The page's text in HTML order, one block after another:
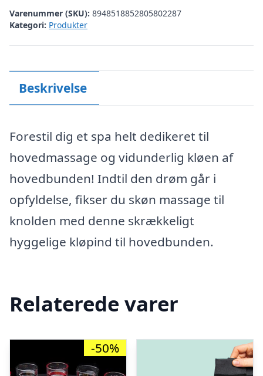
Varenummer (SKU): 8948518852805802287
Kategori: Produkter
Beskrivelse
Forestil dig et spa helt dedikeret til
hovedmassage og vidunderlig kløen af
hovedbunden! Indtil den drøm går i
opfyldelse, fikser du skøn massage til
knolden med denne skrækkeligt
hyggelige kløpind til hovedbunden.
Relaterede varer
-50%